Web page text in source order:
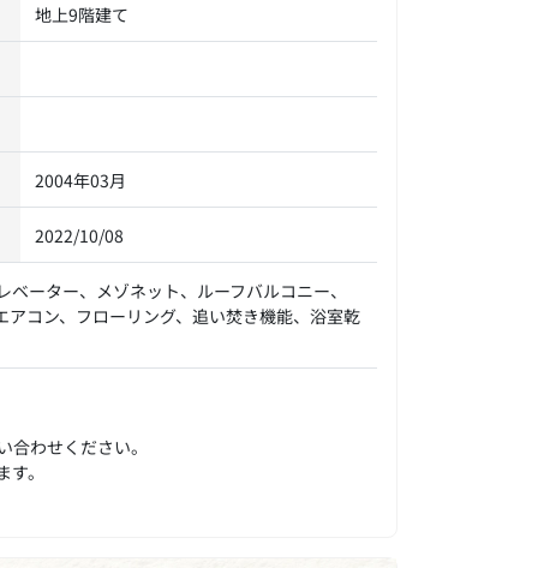
地上9階建て
2004年03月
2022/10/08
ーター、メゾネット、ルーフバルコニー、
コン、フローリング、追い焚き機能、浴室乾
わせください。
。